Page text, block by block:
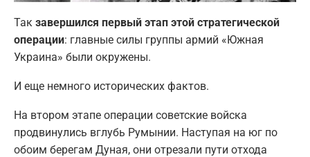
Так завершился первый этап этой стратегической
операции: главные силы группы армий «Южная
Украина» были окружены.
И еще немного исторических фактов.
На втором этапе операции советские войска
продвинулись вглубь Румынии. Наступая на юг по
обоим берегам Дуная, они отрезали пути отхода